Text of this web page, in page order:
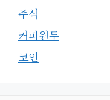
주식
커피원두
코인